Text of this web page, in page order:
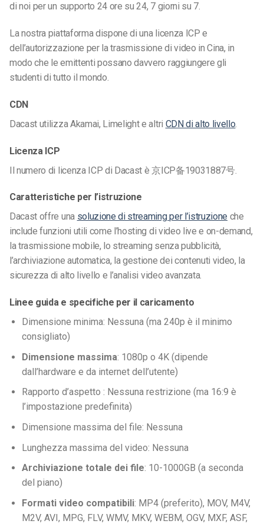
di noi per un supporto 24 ore su 24, 7 giorni su 7.
La nostra piattaforma dispone di una licenza ICP e
dell’autorizzazione per la trasmissione di video in Cina, in
modo che le emittenti possano davvero raggiungere gli
studenti di tutto il mondo.
CDN
Dacast utilizza Akamai, Limelight e altri CDN di alto livello.
Licenza ICP
Il numero di licenza ICP di Dacast è 京ICP备19031887号.
Caratteristiche per l’istruzione
Dacast offre una soluzione di streaming per l’istruzione che
include funzioni utili come l’hosting di video live e on-demand,
la trasmissione mobile, lo streaming senza pubblicità,
l’archiviazione automatica, la gestione dei contenuti video, la
sicurezza di alto livello e l’analisi video avanzata.
Linee guida e specifiche per il caricamento
Dimensione minima: Nessuna (ma 240p è il minimo
consigliato)
Dimensione massima: 1080p o 4K (dipende
dall’hardware e da internet dell’utente)
Rapporto d’aspetto : Nessuna restrizione (ma 16:9 è
l’impostazione predefinita)
Dimensione massima del file: Nessuna
Lunghezza massima del video: Nessuna
Archiviazione totale dei file: 10-1000GB (a seconda
del piano)
Formati video compatibili: MP4 (preferito), MOV, M4V,
M2V, AVI, MPG, FLV, WMV, MKV, WEBM, OGV, MXF, ASF,